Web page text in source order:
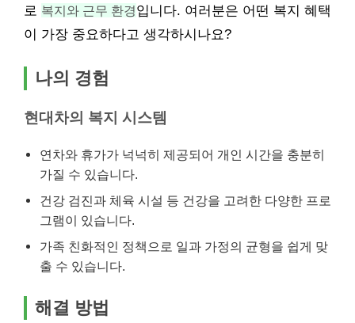
로 복지와 근무 환경입니다. 여러분은 어떤 복지 혜택
이 가장 중요하다고 생각하시나요?
나의 경험
현대차의 복지 시스템
연차와 휴가가 넉넉히 제공되어 개인 시간을 충분히
가질 수 있습니다.
건강 검진과 체육 시설 등 건강을 고려한 다양한 프로
그램이 있습니다.
가족 친화적인 정책으로 일과 가정의 균형을 쉽게 맞
출 수 있습니다.
해결 방법